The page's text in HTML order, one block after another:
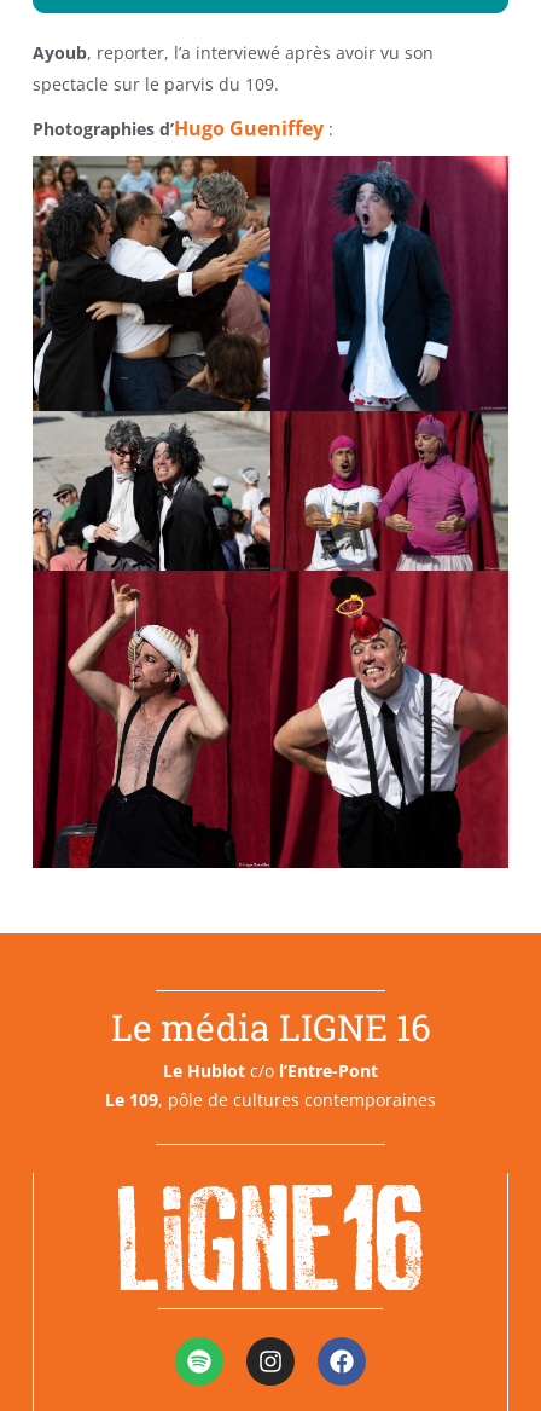
Ayoub, reporter, l’a interviewé après avoir vu son
spectacle sur le parvis du 109.
Photographies d’Hugo Gueniffey:
Le média LIGNE 16
Le Hublot c/o l’Entre-Pont
Le 109, pôle de cultures contemporaines